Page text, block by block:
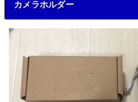
カメラホルダー